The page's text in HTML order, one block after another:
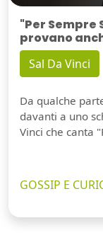
"Per
provano
Sal Da Vinci
Da qualche
davanti a uno
Vinci che canta
GOSSIP E